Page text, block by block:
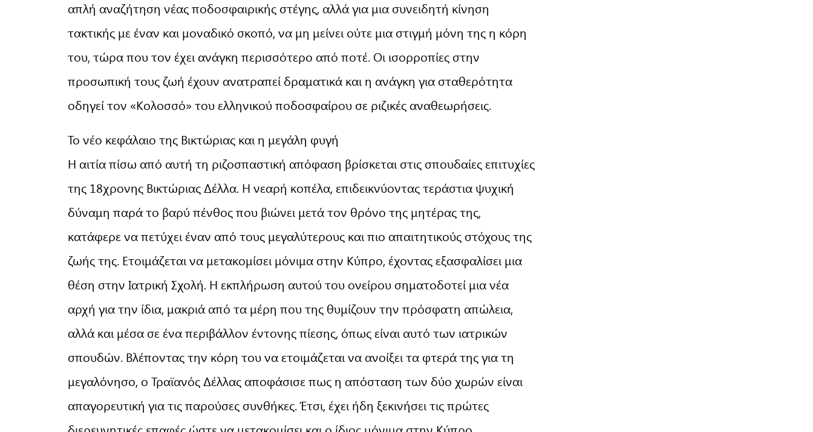
απλή αναζήτηση νέας ποδοσφαιρικής στέγης, αλλά για μια συνειδητή κίνηση
τακτικής με έναν και μοναδικό σκοπό, να μη μείνει ούτε μια στιγμή μόνη της η κόρη
του, τώρα που τον έχει ανάγκη περισσότερο από ποτέ. Οι ισορροπίες στην
προσωπική τους ζωή έχουν ανατραπεί δραματικά και η ανάγκη για σταθερότητα
οδηγεί τον «Κολοσσό» του ελληνικού ποδοσφαίρου σε ριζικές αναθεωρήσεις.
Το νέο κεφάλαιο της Βικτώριας και η μεγάλη φυγή
Η αιτία πίσω από αυτή τη ριζοσπαστική απόφαση βρίσκεται στις σπουδαίες επιτυχίες
της 18χρονης Βικτώριας Δέλλα. Η νεαρή κοπέλα, επιδεικνύοντας τεράστια ψυχική
δύναμη παρά το βαρύ πένθος που βιώνει μετά τον θρόνο της μητέρας της,
κατάφερε να πετύχει έναν από τους μεγαλύτερους και πιο απαιτητικούς στόχους της
ζωής της. Ετοιμάζεται να μετακομίσει μόνιμα στην Κύπρο, έχοντας εξασφαλίσει μια
θέση στην Ιατρική Σχολή. Η εκπλήρωση αυτού του ονείρου σηματοδοτεί μια νέα
αρχή για την ίδια, μακριά από τα μέρη που της θυμίζουν την πρόσφατη απώλεια,
αλλά και μέσα σε ένα περιβάλλον έντονης πίεσης, όπως είναι αυτό των ιατρικών
σπουδών. Βλέποντας την κόρη του να ετοιμάζεται να ανοίξει τα φτερά της για τη
μεγαλόνησο, ο Τραϊανός Δέλλας αποφάσισε πως η απόσταση των δύο χωρών είναι
απαγορευτική για τις παρούσες συνθήκες. Έτσι, έχει ήδη ξεκινήσει τις πρώτες